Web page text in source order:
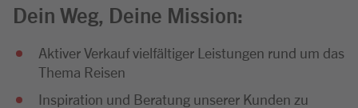
Dein Weg, Deine Mission:
Aktiver Verkauf vielfältiger Leistungen rund um das
Thema Reisen
Inspiration und Beratung unserer Kunden zu